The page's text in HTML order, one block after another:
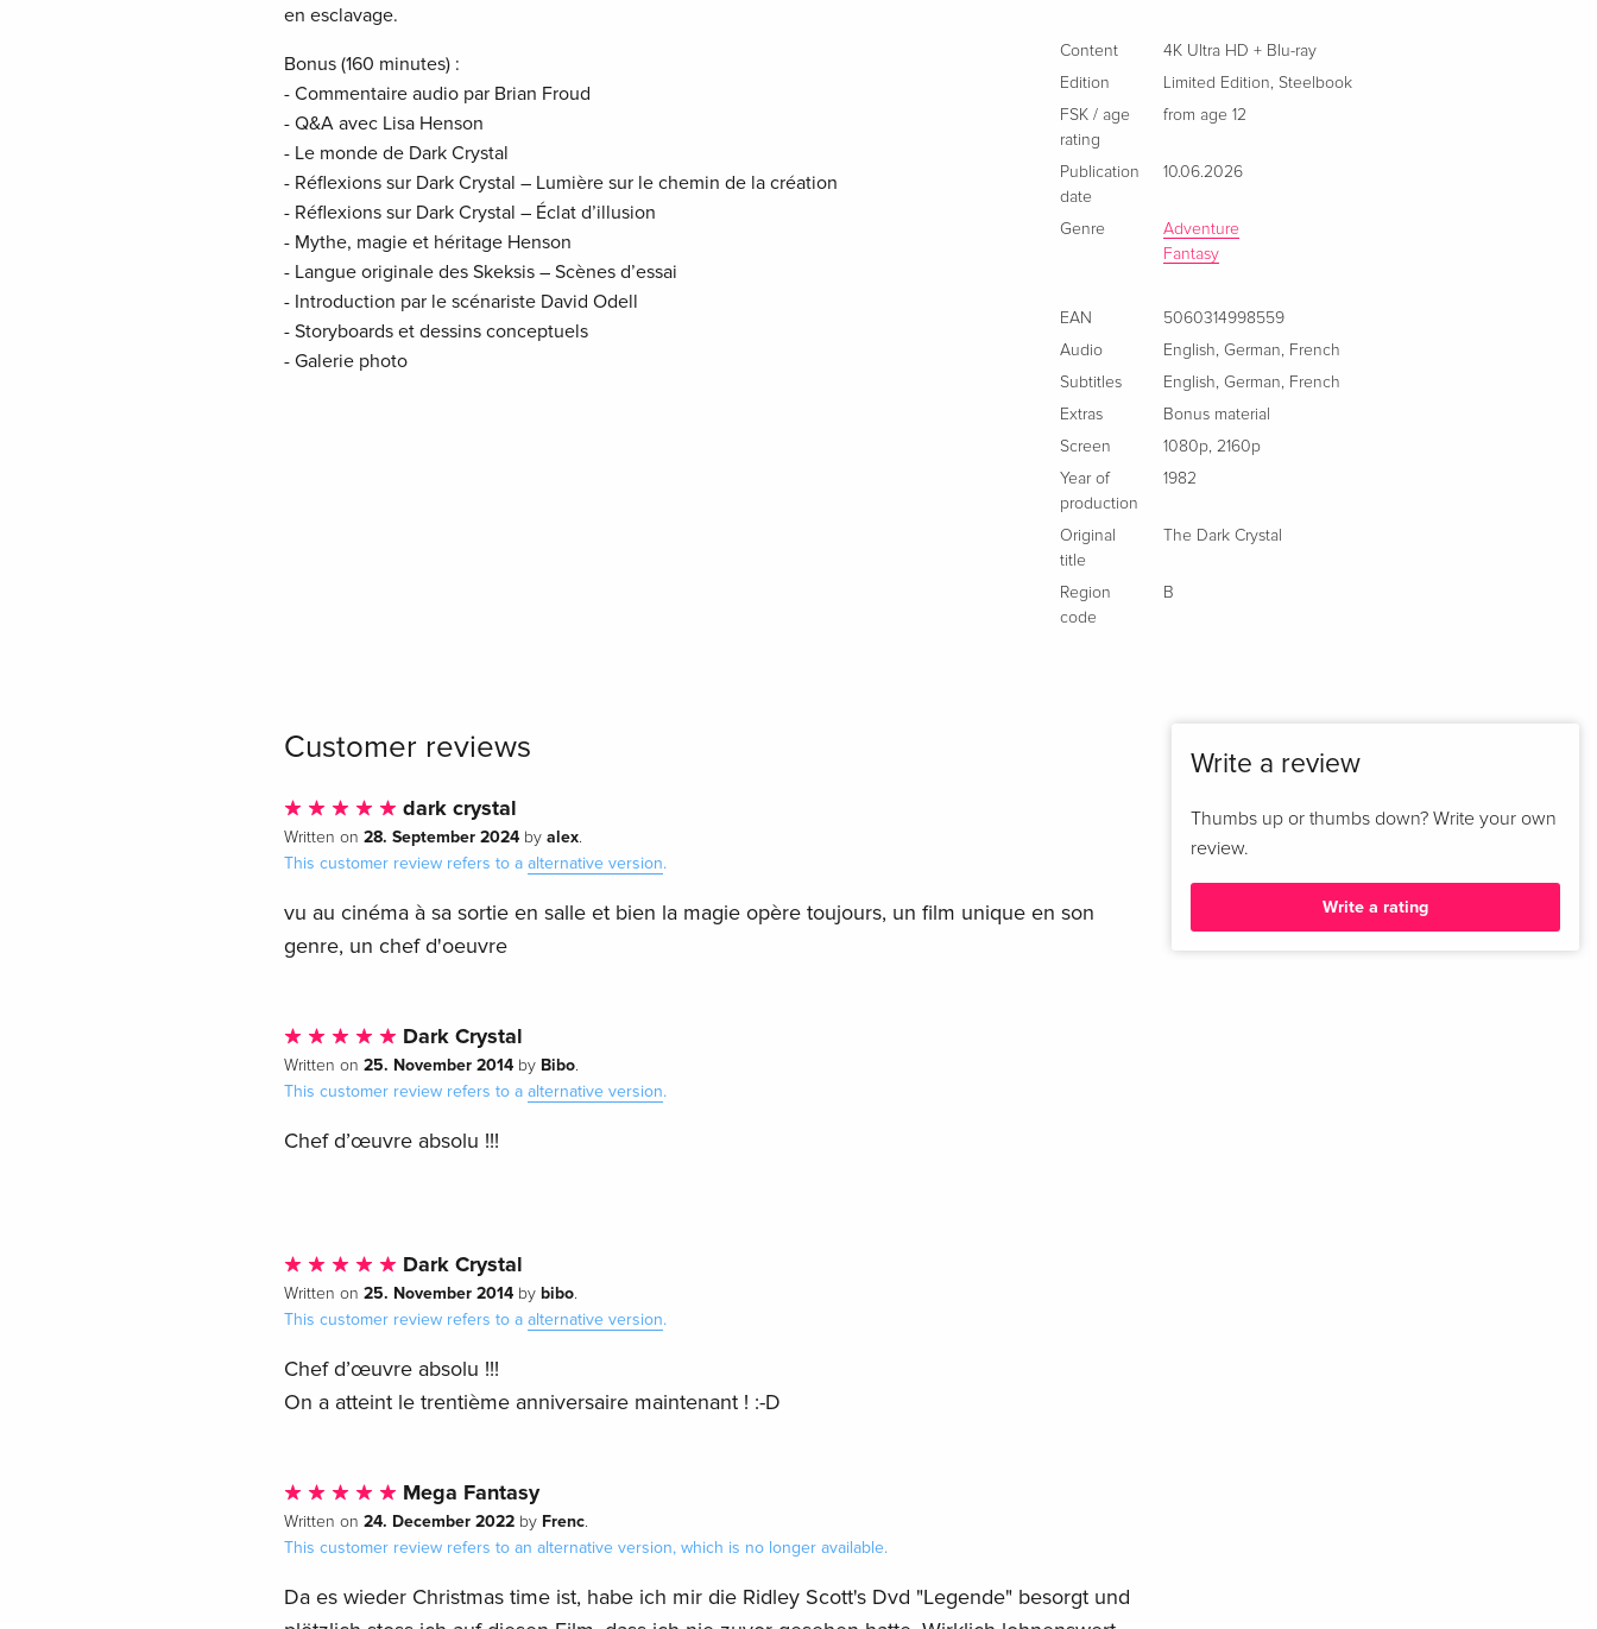
English · UK Version
Anniversary Edition, 4K Ultra HD + Blu-ray
English · US Version
Limited Edition, Steelbook, 4K Ultra HD + 2 Blu-
German
German
Limited Edition, Steelbook, 4K Ultra HD + Blu-
French
Standard edition
French
Anniversary Edition, Limited Edition, Steelbook,
4K Ultra HD + Blu-ray
Italian
en esclavage.
Bonus (160 minutes) :
- Commentaire audio par Brian Froud
- Q&A avec Lisa Henson
- Le monde de Dark Crystal
- Réflexions sur Dark Crystal – Lumière sur le chemin de la création
- Réflexions sur Dark Crystal – Éclat d’illusion
- Mythe, magie et héritage Henson
- Langue originale des Skeksis – Scènes d’essai
- Introduction par le scénariste David Odell
- Storyboards et dessins conceptuels
- Galerie photo
Content
4K Ultra HD + Blu-ray
Edition
Limited Edition,Steelbook
FSK / age
rating
from age 12
Publication
date
10.06.2026
Genre
Adventure
Fantasy
EAN
5060314998559
Audio
English,German, French
Subtitles
English,German, French
Extras
Bonus material
Screen
1080p,2160p
Year of
production
1982
Original
title
The Dark Crystal
Region
code
B
Customer reviews
dark crystal
Written on 28. September 2024by alex.
This customer review refers to a alternative version.
vu au cinéma à sa sortie en salle et bien la magie opère toujours, un film unique en son
genre, un chef d'oeuvre
Dark Crystal
Written on 25. November 2014by Bibo.
This customer review refers to a alternative version.
Chef d’œuvre absolu !!!
Dark Crystal
Written on 25. November 2014by bibo.
This customer review refers to a alternative version.
Chef d’œuvre absolu !!!
On a atteint le trentième anniversaire maintenant ! :-D
Mega Fantasy
Written on 24. December 2022by Frenc.
This customer review refers to an alternative version, which is no longer available.
Da es wieder Christmas time ist, habe ich mir die Ridley Scott's Dvd "Legende" besorgt und
Write a review
Thumbs up or thumbs down? Write your own
review.
Write a rating